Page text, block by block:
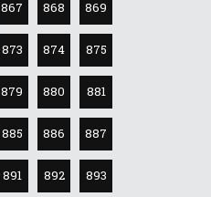
867 868 869
873 874 875
879 880 881
885 886 887
891 892 893